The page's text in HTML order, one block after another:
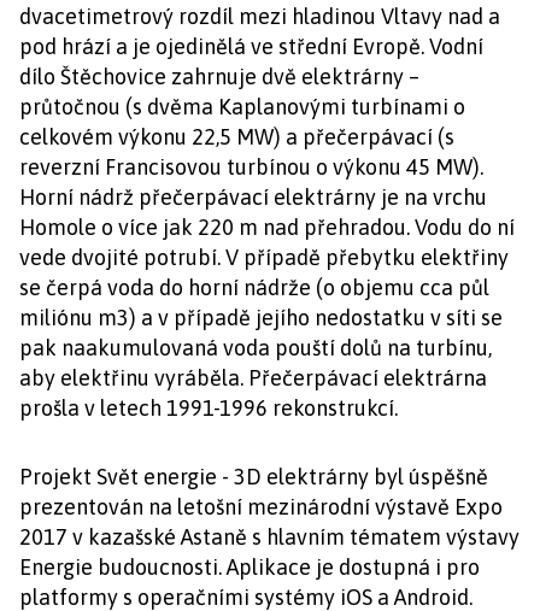
dvacetimetrový rozdíl mezi hladinou Vltavy nad a
pod hrází a je ojedinělá ve střední Evropě. Vodní
dílo Štěchovice zahrnuje dvě elektrárny –
průtočnou (s dvěma Kaplanovými turbínami o
celkovém výkonu 22,5 MW) a přečerpávací (s
reverzní Francisovou turbínou o výkonu 45 MW).
Horní nádrž přečerpávací elektrárny je na vrchu
Homole o více jak 220 m nad přehradou. Vodu do ní
vede dvojité potrubí. V případě přebytku elektřiny
se čerpá voda do horní nádrže (o objemu cca půl
miliónu m3) a v případě jejího nedostatku v síti se
pak naakumulovaná voda pouští dolů na turbínu,
aby elektřinu vyráběla. Přečerpávací elektrárna
prošla v letech 1991-1996 rekonstrukcí.
Projekt Svět energie - 3D elektrárny byl úspěšně
prezentován na letošní mezinárodní výstavě Expo
2017 v kazašské Astaně s hlavním tématem výstavy
Energie budoucnosti. Aplikace je dostupná i pro
platformy s operačními systémy iOS a Android.